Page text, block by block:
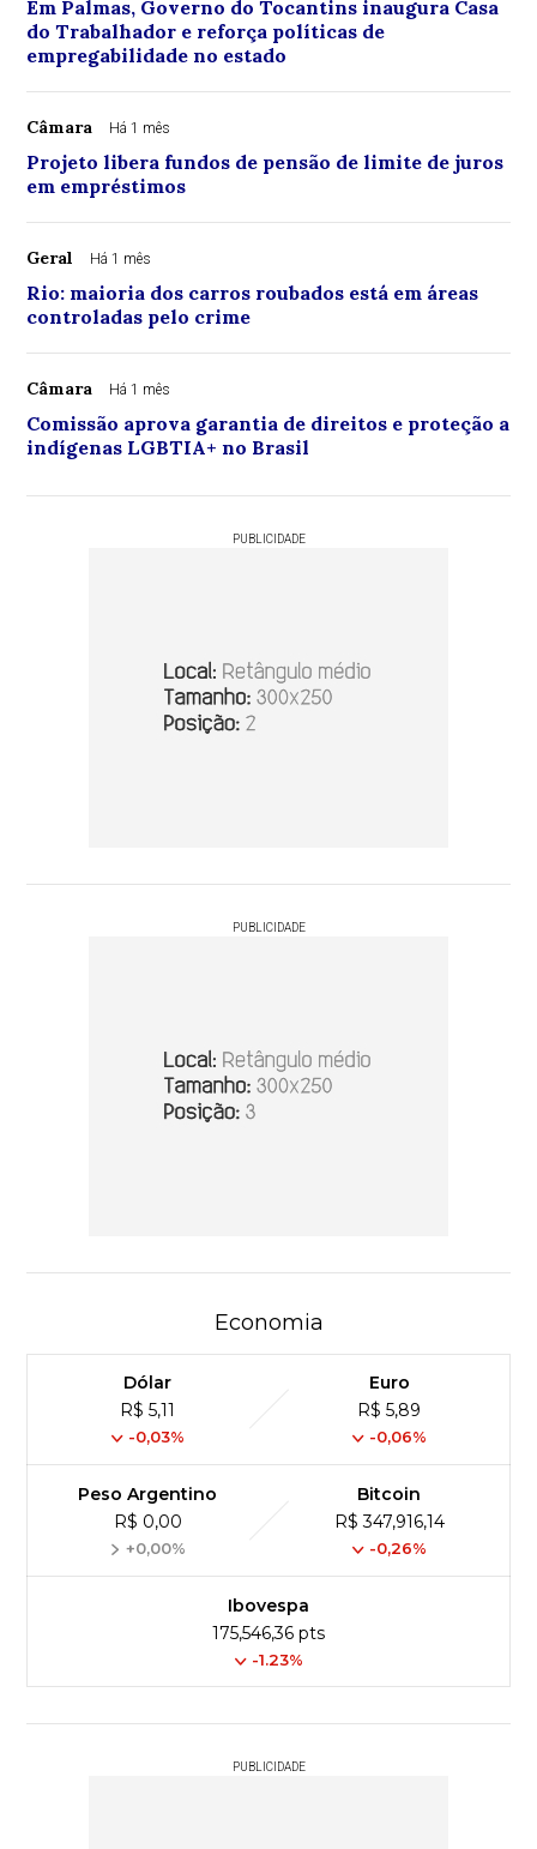
Em Palmas, Governo do Tocantins inaugura Casa
do Trabalhador e reforça políticas de
empregabilidade no estado
Câmara Há 1 mês
Projeto libera fundos de pensão de limite de juros
em empréstimos
Geral Há 1 mês
Rio: maioria dos carros roubados está em áreas
controladas pelo crime
Câmara Há 1 mês
Comissão aprova garantia de direitos e proteção a
indígenas LGBTIA+ no Brasil
PUBLICIDADE
PUBLICIDADE
Economia
Dólar
R$ 5,11
-0,03%
Euro
R$ 5,89
-0,06%
Peso Argentino
R$ 0,00
+0,00%
Bitcoin
R$ 347,916,14
-0,26%
Ibovespa
175,546,36 pts
-1.23%
PUBLICIDADE